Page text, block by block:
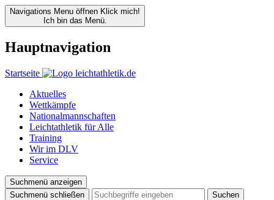
Navigations Menu öffnen Klick mich!
Ich bin das Menü.
Hauptnavigation
Startseite
Aktuelles
Wettkämpfe
Nationalmannschaften
Leichtathletik für Alle
Training
Wir im DLV
Service
Suchmenü anzeigen
Suchmenü schließen
Suchen